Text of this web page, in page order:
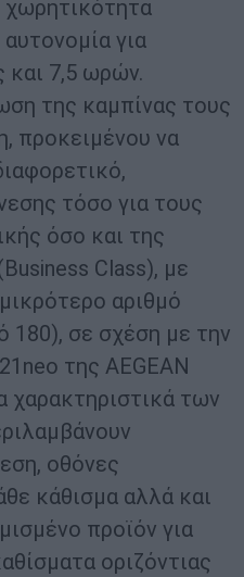
χωρητικότητα
για
και 7,5 ωρών.
της καμπίνας τους
προκειμένου να
τόσο για τους
όσο και της
Class), με
αριθμό
180), σε σχέση με την
της AEGEAN
χαρακτηριστικά των
οθόνες
κάθισμα αλλά και
προϊόν για
οριζόντιας